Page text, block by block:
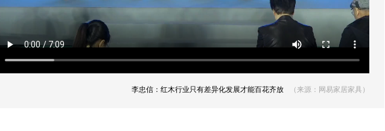
李忠信：红木行业只有差异化发展才能百花齐放 （来源：网易家居家具）